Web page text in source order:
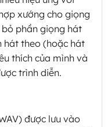
xướng cho giọng
bỏ phần giọng hát
hát theo (hoặc hát
thích của mình và
trình diễn.
được lưu vào